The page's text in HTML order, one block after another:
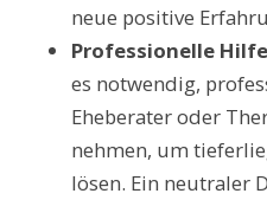
neue positive
Professionelle
es notwendig,
Eheberater oder
nehmen, um
lösen. Ein neutraler